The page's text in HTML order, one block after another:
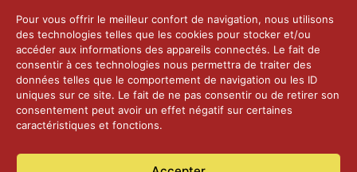
Pour vous offrir le meilleur confort de navigation, nous utilisons
des technologies telles que les cookies pour stocker et/ou
accéder aux informations des appareils connectés. Le fait de
consentir à ces technologies nous permettra de traiter des
données telles que le comportement de navigation ou les ID
uniques sur ce site. Le fait de ne pas consentir ou de retirer son
consentement peut avoir un effet négatif sur certaines
caractéristiques et fonctions.
25 juin 2026
2025 – Palais Fédéral – Berne
25 juin 2026
14 janvier 2025